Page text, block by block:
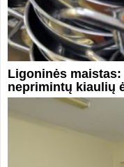
Ligoninės
neprimintų kiaulių